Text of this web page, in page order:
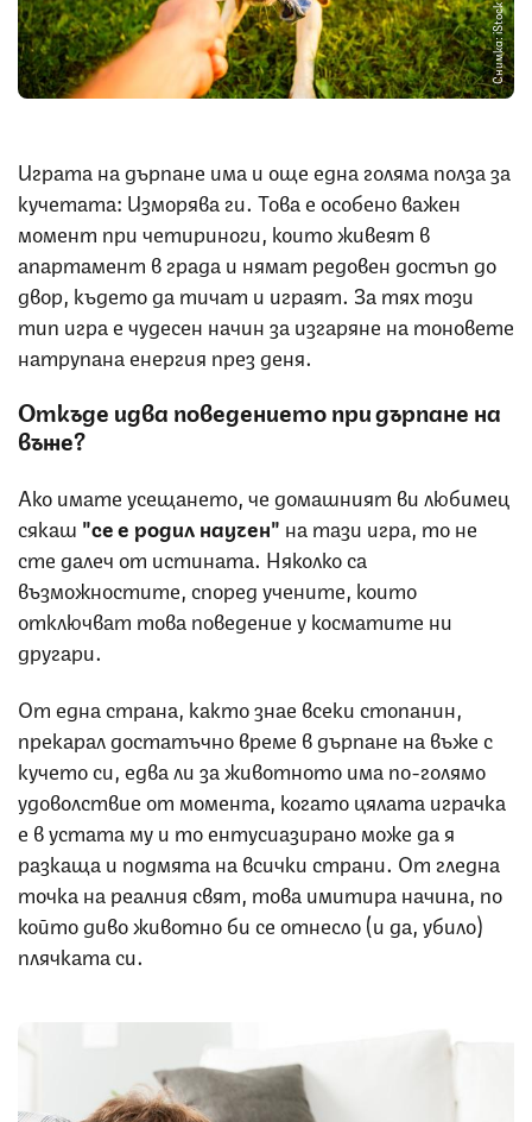
Снимка: iStock
Играта на дърпане има и още една голяма полза за
кучетата: Изморява ги. Това е особено важен
момент при четириноги, които живеят в
апартамент в града и нямат редовен достъп до
двор, където да тичат и играят. За тях този
тип игра е чудесен начин за изгаряне на тоновете
натрупана енергия през деня.
Откъде идва поведението при дърпане на
въже?
Ако имате усещането, че домашният ви любимец
сякаш "се е родил научен" на тази игра, то не
сте далеч от истината. Няколко са
възможностите, според учените, които
отключват това поведение у косматите ни
другари.
От една страна, както знае всеки стопанин,
прекарал достатъчно време в дърпане на въже с
кучето си, едва ли за животното има по-голямо
удоволствие от момента, когато цялата играчка
е в устата му и то ентусиазирано може да я
разкаща и подмята на всички страни. От гледна
точка на реалния свят, това имитира начина, по
който диво животно би се отнесло (и да, убило)
плячката си.